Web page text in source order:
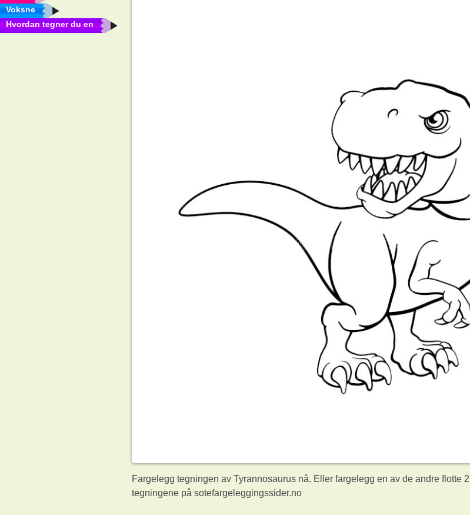
Voksne
Hvordan tegner du en
Fargelegg tegningen av Tyrannosaurus nå. Eller fargelegg en av de andre flotte
tegningene på sotefargeleggingssider.no